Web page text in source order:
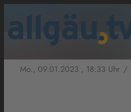
Mo., 09.01.2023 , 18:33 Uhr /